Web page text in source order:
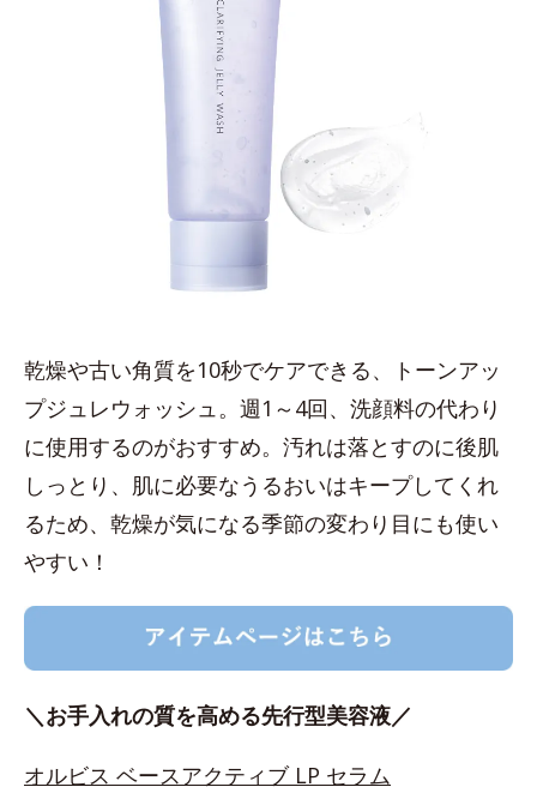
乾燥や古い角質を10秒でケアできる、トーンアッ
プジュレウォッシュ。週1～4回、洗顔料の代わり
に使用するのがおすすめ。汚れは落とすのに後肌
しっとり、肌に必要なうるおいはキープしてくれ
るため、乾燥が気になる季節の変わり目にも使い
やすい！
＼お手入れの質を高める先行型美容液／
オルビス ベースアクティブ LP セラム